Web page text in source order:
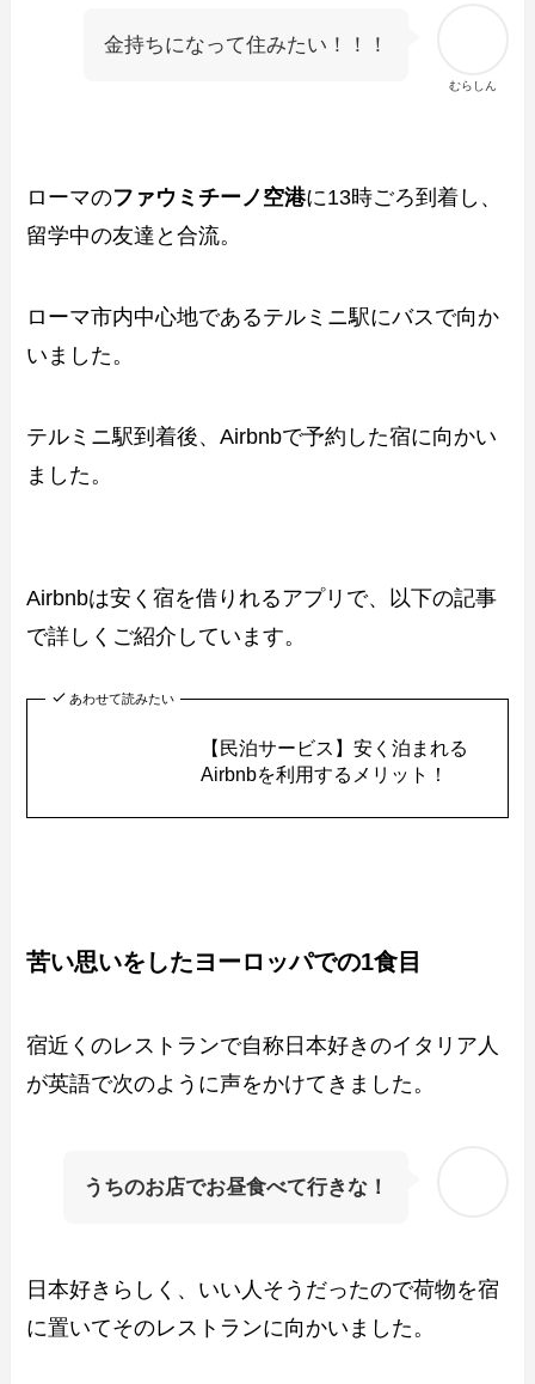
むらしん
金持ちになって住みたい！！！
ローマのファウミチーノ空港に13時ごろ到着し、
留学中の友達と合流。
ローマ市内中心地であるテルミニ駅にバスで向か
いました。
テルミニ駅到着後、Airbnbで予約した宿に向かい
ました。
Airbnbは安く宿を借りれるアプリで、以下の記事
で詳しくご紹介しています。
あわせて読みたい
【民泊サービス】安く泊まれる
Airbnbを利用するメリット！
苦い思いをしたヨーロッパでの1食目
宿近くのレストランで自称日本好きのイタリア人
が英語で次のように声をかけてきました。
うちのお店でお昼食べて行きな！
日本好きらしく、いい人そうだったので荷物を宿
に置いてそのレストランに向かいました。